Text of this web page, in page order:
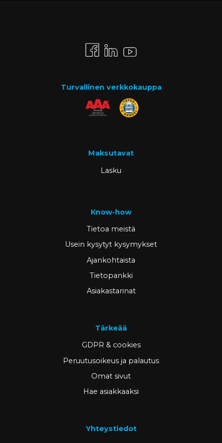
Turvallinen verkkokauppa
Maksutavat
Lasku
Know-how
Tietoa meistä
Usein kysytyt kysymykset
Ajankohtaista
Tietopankki
Asiakastarinat
Tärkeää
GDPR & cookies
Peruutusoikeus ja palautus
Omat sivut
Hae asiakkaaksi
Yhteystiedot